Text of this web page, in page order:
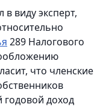
виду эксперт,
289 Налогового
что членские
годовой доход